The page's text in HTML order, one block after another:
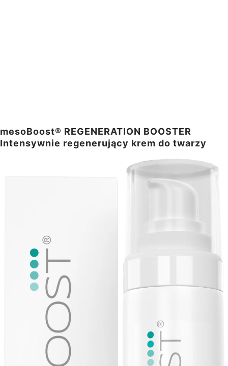
mesoBoost® REGENERATION BOOSTER
Intensywnie regenerujący krem do twarzy